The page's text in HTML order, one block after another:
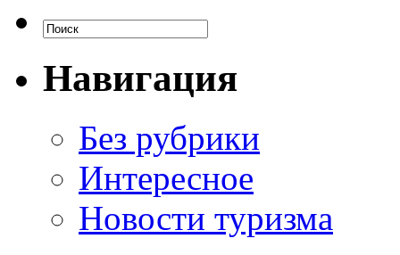
Навигация
Без рубрики
Интересное
Новости туризма